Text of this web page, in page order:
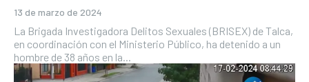
13 de marzo de 2024
La Brigada Investigadora Delitos Sexuales (BRISEX) de Talca,
en coordinación con el Ministerio Público, ha detenido a un
hombre de 38 años en la...